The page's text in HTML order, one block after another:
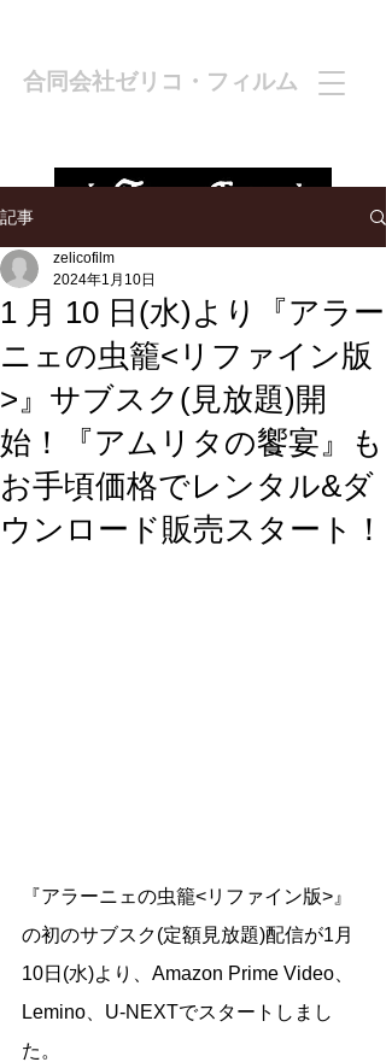
合同会社ゼリコ・フィルム
記事
1 月 10 日(水)より『アラー
ニェの虫籠<リファイン版
>』サブスク(見放題)開
始！『アムリタの饗宴』も
お手頃価格でレンタル&ダ
ウンロード販売スタート！
zelicofilm
2024年1月10日
『アラーニェの虫籠<リファイン版>』
の初のサブスク(定額見放題)配信が1月
10日(水)より、Amazon Prime Video、
Lemino、U-NEXTでスタートしまし
た。